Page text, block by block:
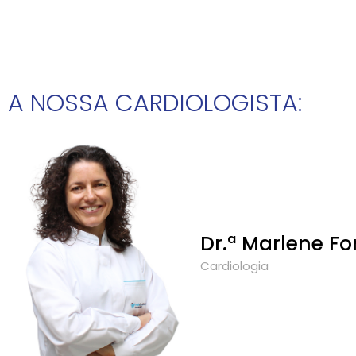
A NOSSA CARDIOLOGISTA:
Dr.ª Marlene
Cardiologia